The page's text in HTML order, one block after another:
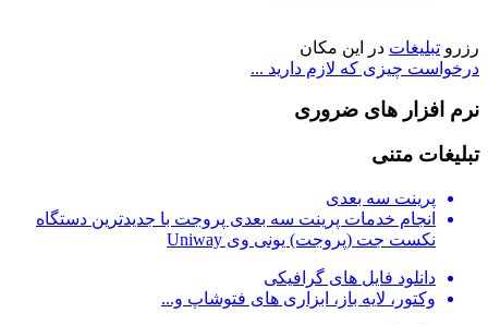
رزرو تبلیغات در این مکان
درخواست چیزی که لازم دارید ...
نرم افزار های ضروری
تبلیغات متنی
پرینت سه بعدی
انجام خدمات پرینت سه بعدی پروجت با جدیدترین دستگاه
نکست جت (پروجت) یونی وی Uniway
دانلود فایل های گرافیکی
وکتور، لایه باز، ابزاری های فتوشاپ و...